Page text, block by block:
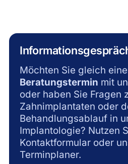
Möchten Sie gleich
Beratungstermin mit
oder haben Sie Fragen
Zahnimplantaten oder
Behandlungsablauf in
Implantologie? Nutzen
Kontaktformular oder
Terminplaner.